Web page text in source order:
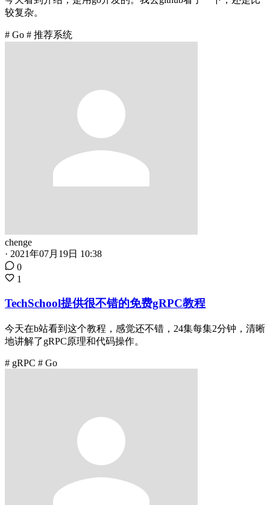
较复杂。
# Go # 推荐系统
chenge
· 2021年07月19日 10:38
0
1
TechSchool提供很不错的免费gRPC教程
今天在b站看到这个教程，感觉还不错，24集每集2分钟，清晰
地讲解了gRPC原理和代码操作。
# gRPC # Go